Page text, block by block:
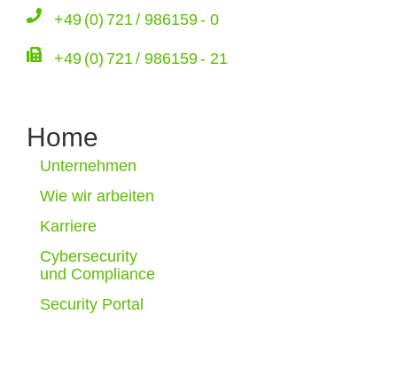
+49 (0) 721 / 986159 - 0
+49 (0) 721 / 986159 - 21
Home
Unternehmen
Wie wir arbeiten
Karriere
Cybersecurity
und Compliance
Security Portal